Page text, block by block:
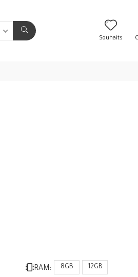
Souhaits
RAM: 8GB 12GB